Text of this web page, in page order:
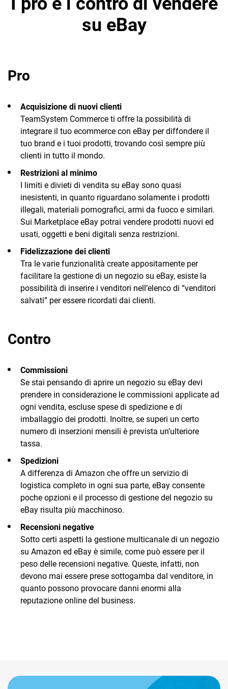
visibilità, traffico e conversioni.
su eBay
Pro
Acquisizione di nuovi clienti
TeamSystem Commerce ti offre la possibilità di
integrare il tuo ecommerce con eBay per diffondere il
tuo brand e i tuoi prodotti, trovando così sempre più
clienti in tutto il mondo.
Restrizioni al minimo
I limiti e divieti di vendita su eBay sono quasi
inesistenti, in quanto riguardano solamente i prodotti
illegali, materiali pornografici, armi da fuoco e similari.
Sui Marketplace eBay potrai vendere prodotti nuovi ed
usati, oggetti e beni digitali senza restrizioni.
Fidelizzazione dei clienti
Tra le varie funzionalità create appositamente per
facilitare la gestione di un negozio su eBay, esiste la
possibilità di inserire i venditori nell’elenco di “venditori
salvati” per essere ricordati dai clienti.
Contro
Commissioni
Se stai pensando di aprire un negozio su eBay devi
prendere in considerazione le commissioni applicate ad
ogni vendita, escluse spese di spedizione e di
imballaggio dei prodotti. Inoltre, se superi un certo
numero di inserzioni mensili è prevista un’ulteriore
tassa.
Spedizioni
A differenza di Amazon che offre un servizio di
logistica completo in ogni sua parte, eBay consente
poche opzioni e il processo di gestione del negozio su
eBay risulta più macchinoso.
Recensioni negative
Sotto certi aspetti la gestione multicanale di un negozio
su Amazon ed eBay è simile, come può essere per il
peso delle recensioni negative. Queste, infatti, non
devono mai essere prese sottogamba dal venditore, in
quanto possono provocare danni enormi alla
reputazione online del business.